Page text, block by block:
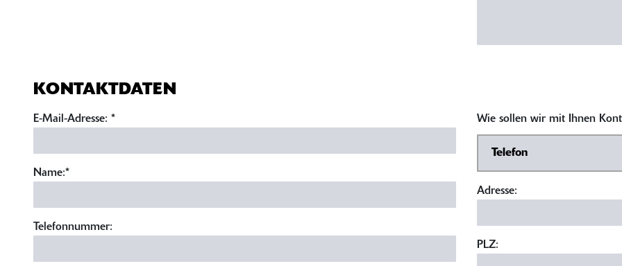
KONTAKTDATEN
E-Mail-Adresse: *
Name:*
Telefonnummer:
Wie sollen wir mit Ihnen
Adresse:
PLZ: